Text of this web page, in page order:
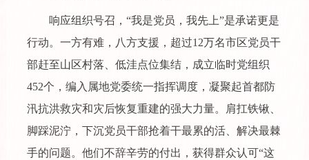
响应组织号召，“我是党员，我先上”是承诺更是
行动。一方有难，八方支援，超过12万名市区党员干
部赶至山区村落、低洼点位集结，成立临时党组织
452个，编入属地党委统一指挥调度，凝聚起首都防
汛抗洪救灾和灾后恢复重建的强大力量。肩扛铁锹、
脚踩泥泞，下沉党员干部抢着干最累的活、解决最棘
手的问题。他们不辞辛劳的付出，获得群众认可“这